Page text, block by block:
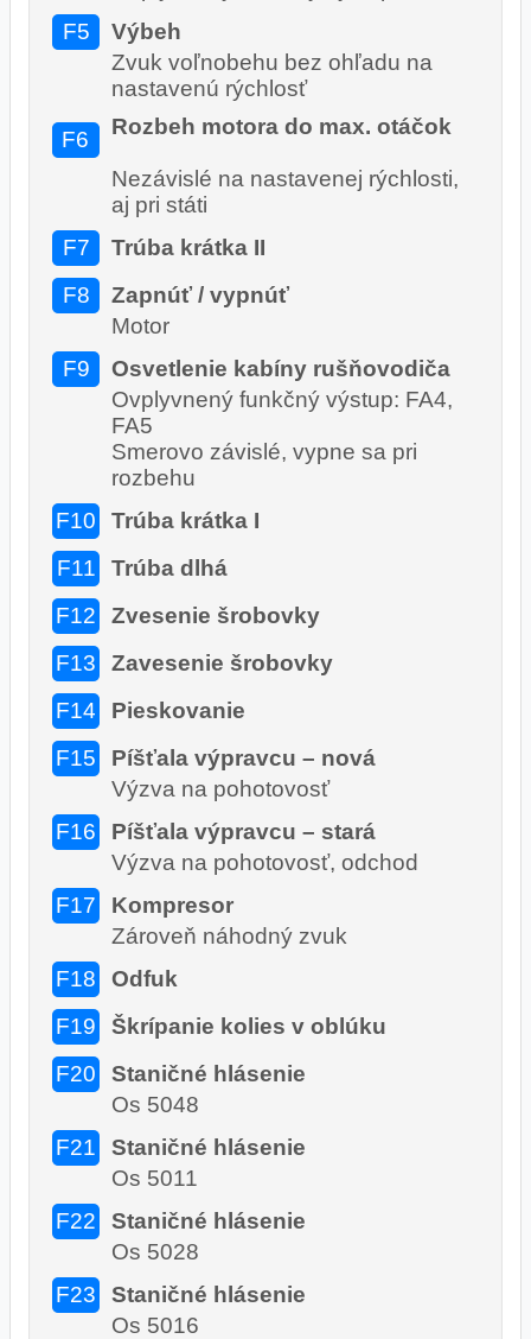
F5
Výbeh
Zvuk voľnobehu bez ohľadu na
nastavenú rýchlosť
F6
Rozbeh motora do max. otáčok
Nezávislé na nastavenej rýchlosti,
aj pri státi
F7
Trúba krátka II
F8
Zapnúť / vypnúť
Motor
F9
Osvetlenie kabíny rušňovodiča
Ovplyvnený funkčný výstup: FA4,
FA5
Smerovo závislé, vypne sa pri
rozbehu
F10
Trúba krátka I
F11
Trúba dlhá
F12
Zvesenie šrobovky
F13
Zavesenie šrobovky
F14
Pieskovanie
F15
Píšťala výpravcu – nová
Výzva na pohotovosť
F16
Píšťala výpravcu – stará
Výzva na pohotovosť, odchod
F17
Kompresor
Zároveň náhodný zvuk
F18
Odfuk
F19
Škrípanie kolies v oblúku
F20
Staničné hlásenie
Os 5048
F21
Staničné hlásenie
Os 5011
F22
Staničné hlásenie
Os 5028
F23
Staničné hlásenie
Os 5016